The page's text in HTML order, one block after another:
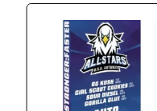
wishlist